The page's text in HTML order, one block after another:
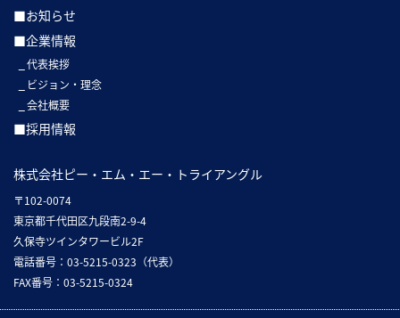
■お知らせ
■企業情報
代表挨拶
ビジョン・理念
会社概要
■採用情報
株式会社ピー・エム・エー・トライアングル
〒102-0074
東京都千代田区九段南2-9-4
久保寺ツインタワービル2F
電話番号：03-5215-0323（代表）
FAX番号：03-5215-0324